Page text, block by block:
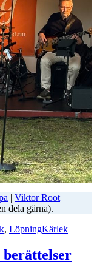
| Viktor Root
dela gärna).
, LöpningTaggar
Kärlek
berättelser